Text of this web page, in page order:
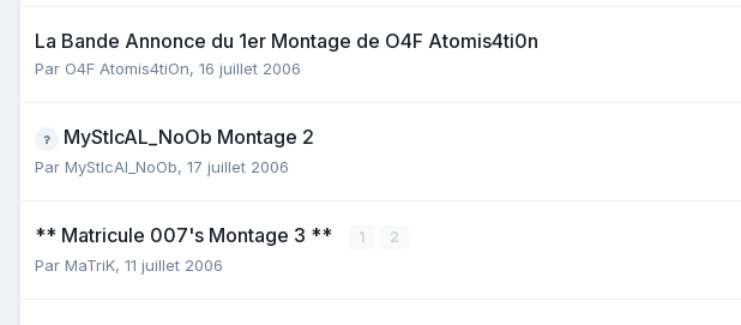
La Bande Annonce du 1er Montage de O4F Atomis4ti0n
Par O4F Atomis4tiOn, 16 juillet 2006
MyStIcAL_NoOb Montage 2
Par MyStIcAl_NoOb, 17 juillet 2006
** Matricule 007's Montage 3 ** 1 2
Par MaTriK, 11 juillet 2006